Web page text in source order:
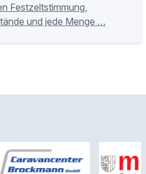
Festzeltstimmung,
und jede Menge …